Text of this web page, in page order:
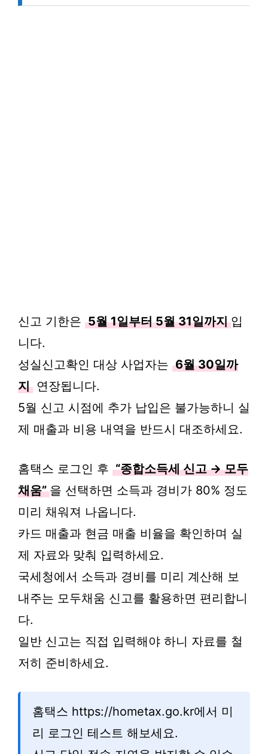
신고 기한은 5월 1일부터 5월 31일까지 입
니다.
성실신고확인 대상 사업자는 6월 30일까
지 연장됩니다.
5월 신고 시점에 추가 납입은 불가능하니 실
제 매출과 비용 내역을 반드시 대조하세요.
홈택스 로그인 후 “종합소득세 신고 → 모두
채움” 을 선택하면 소득과 경비가 80% 정도
미리 채워져 나옵니다.
카드 매출과 현금 매출 비율을 확인하며 실
제 자료와 맞춰 입력하세요.
국세청에서 소득과 경비를 미리 계산해 보
내주는 모두채움 신고를 활용하면 편리합니
다.
일반 신고는 직접 입력해야 하니 자료를 철
저히 준비하세요.
홈택스 https://hometax.go.kr에서 미
리 로그인 테스트 해보세요.